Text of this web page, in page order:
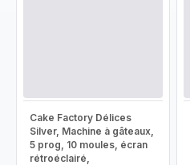
Cake Factory Délices
Silver, Machine à gâteaux,
5 prog, 10 moules, écran
rétroéclairé,